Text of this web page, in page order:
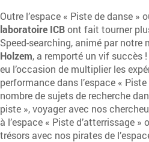
Outre l’espace « Piste de danse »
laboratoire ICBont fait tourner
Speed-searching, animé par notre
Holzem, a remporté un vif succès
eu l’occasion de multiplier les
performance dans l’espace «
nombre de sujets de recherche
piste », voyager avec nos
à l’espace « Piste d’atterrissage »
trésors avec nos pirates de